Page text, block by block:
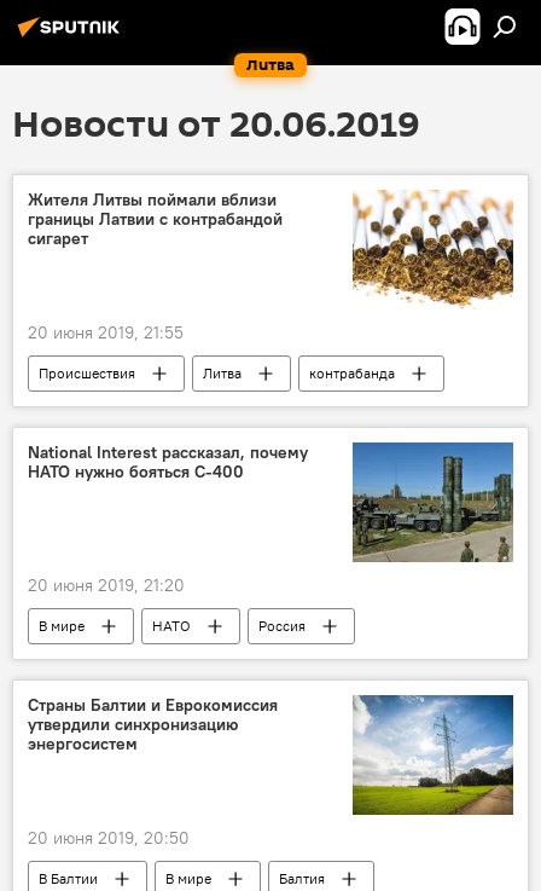
Литва
Новости от 20.06.2019
Жителя Литвы поймали вблизи
границы Латвии с контрабандой
сигарет
20 июня 2019, 21:55
Происшествия Литва контрабанда
National Interest рассказал, почему
НАТО нужно бояться С-400
20 июня 2019, 21:20
В мире НАТО
Россия
зенитно-ракетный комплекс С-400
Страны Балтии и Еврокомиссия
утвердили синхронизацию
энергосистем
20 июня 2019, 20:50
В Балтии В мире
Балтия